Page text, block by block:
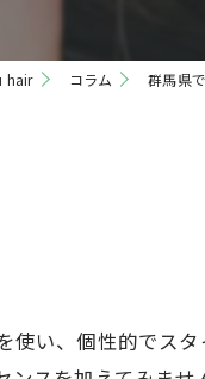
hair コラム 群馬県
い、個性的でス